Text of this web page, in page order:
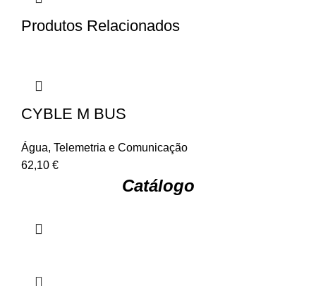
Produtos Relacionados
CYBLE M BUS
Água, Telemetria e Comunicação
62,10 €
Catálogo